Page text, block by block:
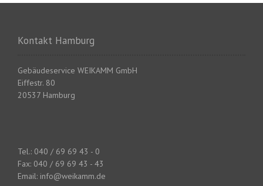
Kontakt Hamburg
Gebäudeservice WEIKAMM GmbH
Eiffestr. 80
20537 Hamburg
Tel.: 040 / 69 69 43 - 0
Fax: 040 / 69 69 43 - 43
Email: info@weikamm.de